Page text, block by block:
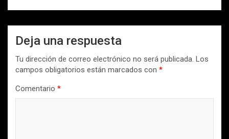
Deja una respuesta
Tu dirección de correo electrónico no será publicada. Los
campos obligatorios están marcados con *
Comentario *